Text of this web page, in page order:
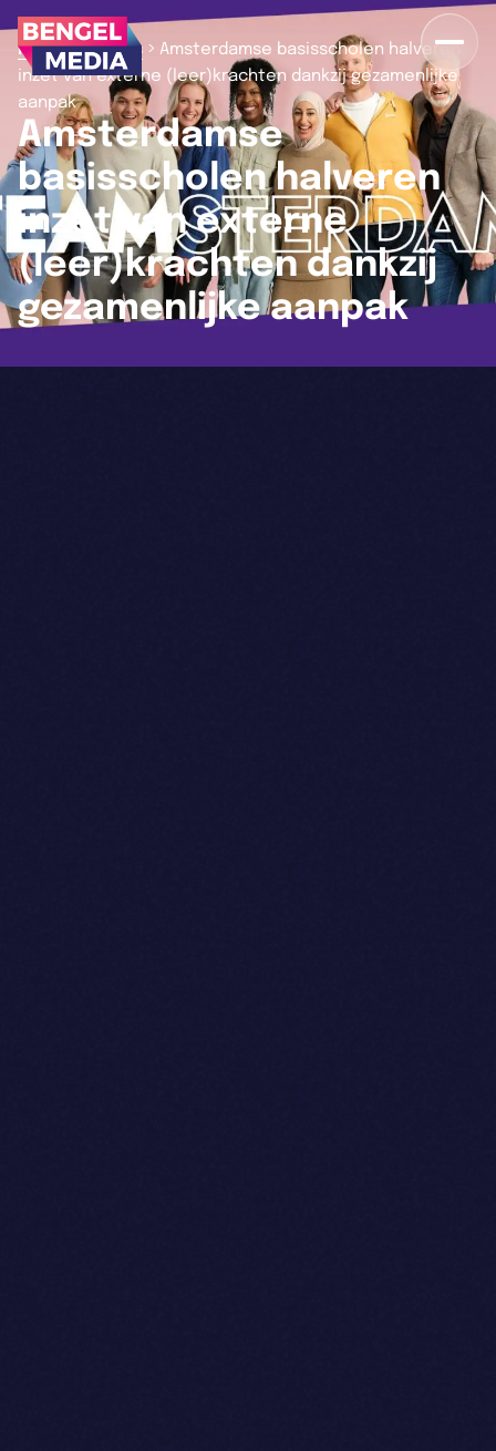
Home>Nieuws > Amsterdamse basisscholen halveren
inzet van externe (leer)krachten dankzij gezamenlijke
aanpak
Amsterdamse
basisscholen halveren
inzet van externe
(leer)krachten dankzij
gezamenlijke aanpak